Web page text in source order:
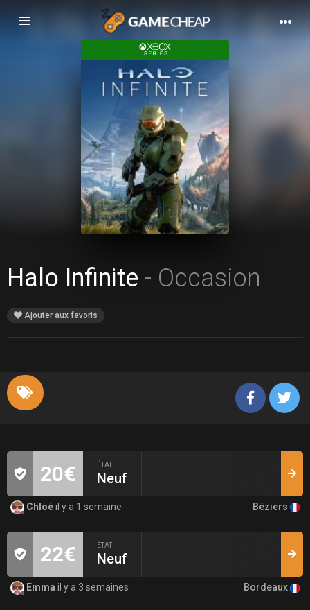
Basculer
Halo Infinite - Occasion
Ajouter aux favoris
20€ ÉTAT
Neuf
Chloéil y a 1 semaine Béziers
22€ ÉTAT
Neuf
Emma il y a 3 semaines Bordeaux